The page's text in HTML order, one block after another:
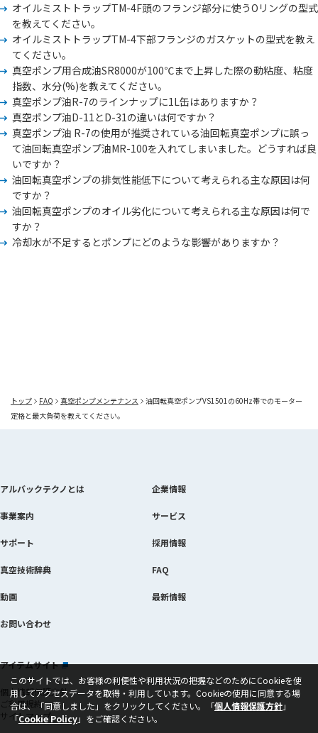
オイルミストトラップTM-4F頭のフランジ部分に使うOリングの型式
を教えてください。
オイルミストトラップTM-4下部フランジのガスケットの型式を教え
てください。
真空ポンプ用合成油SR8000が100℃まで上昇した際の動粘度、粘度
指数、水分(%)を教えてください。
真空ポンプ油R-7のラインナップに1L缶はありますか？
真空ポンプ油D-11とD-31の違いは何ですか？
真空ポンプ油 R-7の使用が推奨されている油回転真空ポンプに誤っ
て油回転真空ポンプ油MR-100を入れてしまいました。どうすれば良
いですか？
油回転真空ポンプの排気性能低下について考えられる主な原因は何
ですか？
油回転真空ポンプのオイル劣化について考えられる主な原因は何で
すか？
冷却水が不足するとポンプにどのような影響がありますか？
トップ FAQ 真空ポンプメンテナンス
油回転真空ポンプVS1501の60Hz帯でのモーター
定格と最大負荷を教えてください。
このサイトでは、お客様の利便性や利用状況の把握などのためにCookieを使
用してアクセスデータを取得・利用しています。Cookieの使用に同意する場
合は、「同意しました」をクリックしてください。「個人情報保護方針」
「Cookie Policy当該ページを別ウィンドウで開きます
」をご確認ください。
アルバックテクノとは 企業情報
事業案内 サービス
サポート 採用情報
真空技術辞典 FAQ
動画 最新情報
お問い合わせ
アイテムサイト当該ページを別ウィンドウで開きます
個人情報保護方針
ご利用規約
サイトマップ